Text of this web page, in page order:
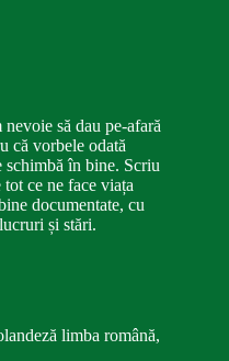
să dau pe-afară
că vorbele odată
schimbă în bine. Scriu
ce ne face viața
documentate, cu
și stări.
limba română,